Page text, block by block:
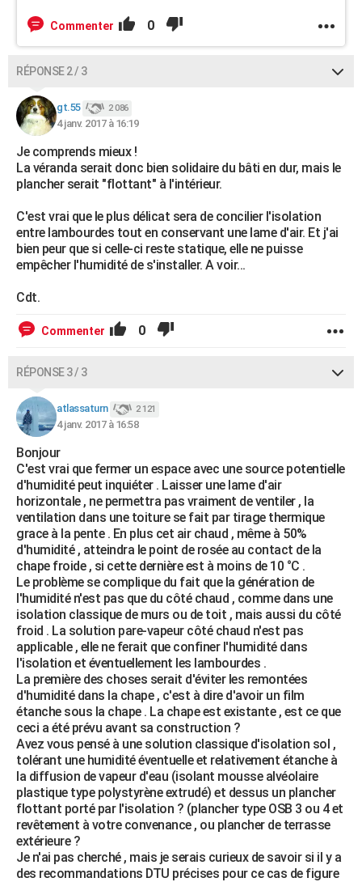
Commenter 0
RÉPONSE 2 / 3
gt.55 2 086
4 janv. 2017 à 16:19
Je comprends mieux !
La véranda serait donc bien solidaire du bâti en dur, mais le
plancher serait "flottant" à l'intérieur.
C'est vrai que le plus délicat sera de concilier l'isolation
entre lambourdes tout en conservant une lame d'air. Et j'ai
bien peur que si celle-ci reste statique, elle ne puisse
empêcher l'humidité de s'installer. A voir...
Cdt.
Commenter 0
RÉPONSE 3 / 3
atlassaturn 2 121
4 janv. 2017 à 16:58
Bonjour
C'est vrai que fermer un espace avec une source potentielle
d'humidité peut inquiéter . Laisser une lame d'air
horizontale , ne permettra pas vraiment de ventiler , la
ventilation dans une toiture se fait par tirage thermique
grace à la pente . En plus cet air chaud , même à 50%
d'humidité , atteindra le point de rosée au contact de la
chape froide , si cette dernière est à moins de 10 °C .
Le problème se complique du fait que la génération de
l'humidité n'est pas que du côté chaud , comme dans une
isolation classique de murs ou de toit , mais aussi du côté
froid . La solution pare-vapeur côté chaud n'est pas
applicable , elle ne ferait que confiner l'humidité dans
l'isolation et éventuellement les lambourdes .
La première des choses serait d'éviter les remontées
d'humidité dans la chape , c'est à dire d'avoir un film
étanche sous la chape . La chape est existante , est ce que
ceci a été prévu avant sa construction ?
Avez vous pensé à une solution classique d'isolation sol ,
tolérant une humidité éventuelle et relativement étanche à
la diffusion de vapeur d'eau (isolant mousse alvéolaire
plastique type polystyrène extrudé) et dessus un plancher
flottant porté par l'isolation ? (plancher type OSB 3 ou 4 et
revêtement à votre convenance , ou plancher de terrasse
extérieure ?
Je n'ai pas cherché , mais je serais curieux de savoir si il y a
des recommandations DTU précises pour ce cas de figure